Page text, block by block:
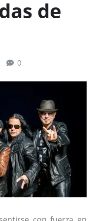
de
0